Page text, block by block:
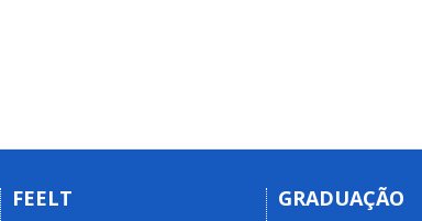
FEELT GRADUAÇÃO